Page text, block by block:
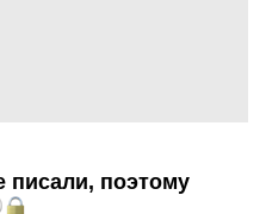
писали, поэтому